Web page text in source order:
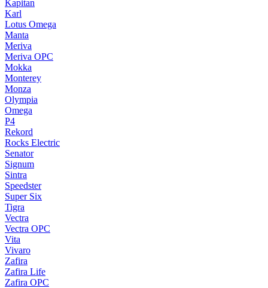
Kapitan
Karl
Lotus Omega
Manta
Meriva
Meriva OPC
Mokka
Monterey
Monza
Olympia
Omega
P4
Rekord
Rocks Electric
Senator
Signum
Sintra
Speedster
Super Six
Tigra
Vectra
Vectra OPC
Vita
Vivaro
Zafira
Zafira Life
Zafira OPC